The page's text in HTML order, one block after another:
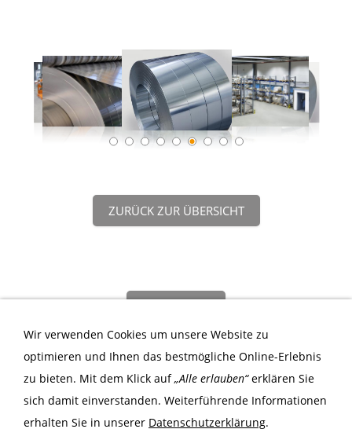
ZURÜCK ZUR ÜBERSICHT
Impressum
Wir verwenden Cookies um unsere Website zu
optimieren und Ihnen das bestmögliche Online-Erlebnis
zu bieten. Mit dem Klick auf„Alle erlauben“erklären Sie
sich damit einverstanden. Weiterführende Informationen
erhalten Sie in unserer Datenschutzerklärung.